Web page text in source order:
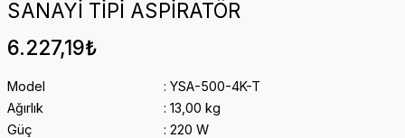
SANAYİ TİPİ ASPİRATÖR
6.227,19₺
Model
YSA-500-4K-T
Ağırlık
13,00 kg
Güç
220 W